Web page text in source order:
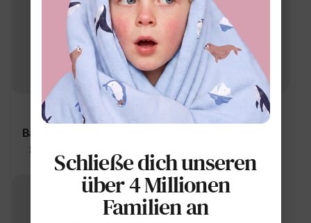
Schlaf
Baby-Schlafanzug mit
Stirnband Aprikose
$37.99
Schlaf
$29.99
Schließe dich unseren
über 4 Millionen
Familien an